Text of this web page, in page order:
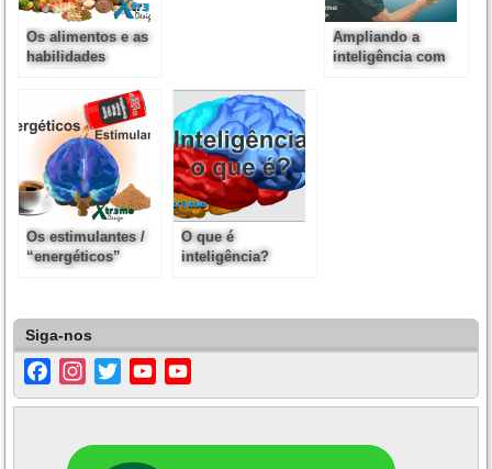
Os alimentos e as
habilidades
inteligência
Ampliando a
inteligência com
Os estimulantes /
“energéticos”
artificiais
O que é
inteligência?
Siga-nos
FacebookInstagramTwitterYouTube
Channel